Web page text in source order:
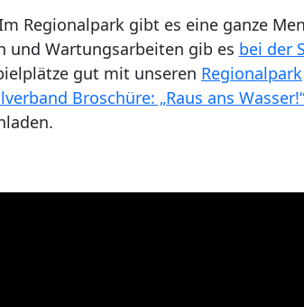
Regionalpark gibt es eine ganze
und Wartungsarbeiten gib es bei der
gut mit unseren Regionalpark
Broschüre: „Raus ans Wasser!“